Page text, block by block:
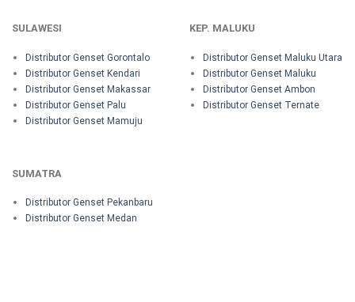
SULAWESI
Distributor Genset Gorontalo
Distributor Genset Kendari
Distributor Genset Makassar
Distributor Genset Palu
Distributor Genset Mamuju
KEP. MALUKU
Distributor Genset Maluku Utara
Distributor Genset Maluku
Distributor Genset Ambon
Distributor Genset Ternate
SUMATRA
Distributor Genset Pekanbaru
Distributor Genset Medan